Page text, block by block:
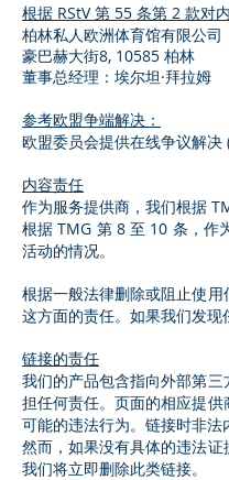
根据 RStV 第 55 条第 2 款对
柏林私人欧洲体育馆有限公司
豪巴赫大街8, 10585 柏林
董事总经理：埃尔坦·拜拉姆
参考欧盟争端解决：
欧盟委员会提供在线争议解决
内容责任
作为服务提供商，我们根据
根据 TMG 第 8 至 10 条，作
活动的情况。
根据一般法律删除或阻止使
这方面的责任。如果我们发
链接的责任
我们的产品包含指向外部第
担任何责任。页面的相应提
可能的违法行为。链接时非法
然而，如果没有具体的违法
我们将立即删除此类链接。